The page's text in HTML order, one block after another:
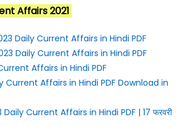
Affairs 2021
Daily Current Affairs in Hindi PDF
Daily Current Affairs in Hindi PDF
Affairs in Hindi PDF
Current Affairs in Hindi PDF Download in
Current Affairs in Hindi PDF | 17 फरवरी